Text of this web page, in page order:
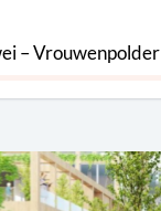
– Vrouwenpolder